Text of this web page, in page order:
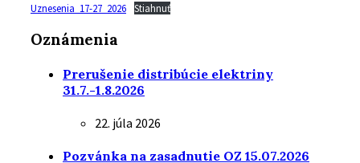
Uznesenia_17-27_2026 Stiahnuť
Oznámenia
Prerušenie distribúcie elektriny
31.7.-1.8.2026
22. júla 2026
Pozvánka na zasadnutie OZ 15.07.2026